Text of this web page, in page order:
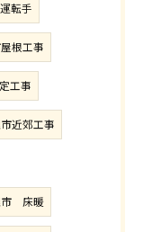
転手
根工事
工事
近郊工事
市 床暖